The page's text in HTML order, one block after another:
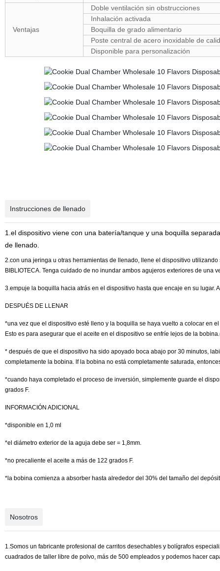
Ventajas
Doble ventilación sin obstrucciones
Inhalación activada
Boquilla de grado alimentario
Poste central de acero inoxidable de
Disponible para personalización
Instrucciones de llenado
1.el dispositivo viene con una batería/tanque y una boquilla
de llenado.
2.con una jeringa u otras herramientas de llenado, llene el dispositivo
BIBLIOTECA. Tenga cuidado de no inundar ambos agujeros exteriores de
3.empuje la boquilla hacia atrás en el dispositivo hasta que encaje en su
DESPUÉS DE LLENAR
*una vez que el dispositivo esté lleno y la boquilla se haya vuelto a colocar en
Esto es para asegurar que el aceite en el dispositivo se enfríe lejos de la
* después de que el dispositivo ha sido apoyado boca abajo por 30 minutos,
completamente la bobina. lf la bobina no está completamente saturada,
*cuando haya completado el proceso de inversión, simplemente guarde el
grados F.
INFORMACIÓN ADICIONAL
*disponible en 1,0 ml
*el diámetro exterior de la aguja debe ser = 1,8mm.
*no precaliente el aceite a más de 122 grados F.
*la bobina comienza a absorber hasta alrededor del 30% del tamaño del
Nosotros
1.Somos un fabricante profesional de carritos desechables y bolígrafos
cuadrados de taller libre de polvo, más de 500 empleados y podemos hacer